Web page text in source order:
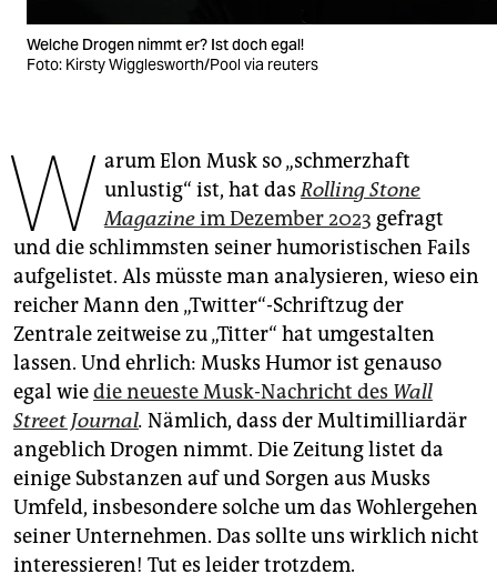
fragen & hilfe
unterstützen
genossenschaft
epaper login
Welche Drogen nimmt er? Ist doch egal!
Foto: Kirsty Wigglesworth/Pool via reuters
W arum Elon Musk so „schmerzhaft
unlustig“ ist, hat dasRolling Stone
Magazineim Dezember 2023 gefragt
und die schlimmsten seiner humoristischen Fails
aufgelistet. Als müsste man analysieren, wieso ein
reicher Mann den „Twitter“-Schriftzug der
Zentrale zeitweise zu „Titter“ hat umgestalten
lassen. Und ehrlich: Musks Humor ist genauso
egal wiedie neueste Musk-Nachricht des Wall
Street Journal. Nämlich, dass der Multimilliardär
angeblich Drogen nimmt. Die Zeitung listet da
einige Substanzen auf und Sorgen aus Musks
Umfeld, insbesondere solche um das Wohl­ergehen
seiner Unternehmen. Das sollte uns wirklich nicht
interessieren! Tut es leider trotzdem.